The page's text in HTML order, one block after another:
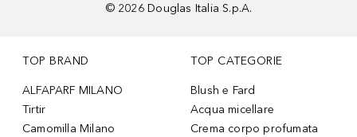
© 2026 Douglas Italia S.p.A.
TOP BRAND
ALFAPARF MILANO
Tirtir
Camomilla Milano
TOP CATEGORIE
Blush e Fard
Acqua micellare
Crema corpo profumata